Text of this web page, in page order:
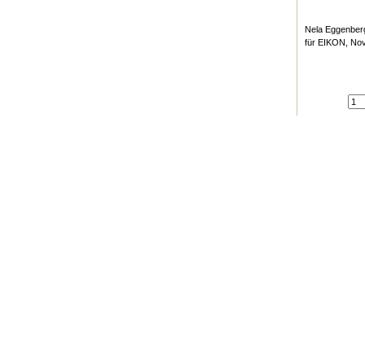
Nela
für EIKON,